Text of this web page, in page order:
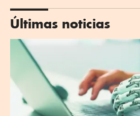
Últimas noticias